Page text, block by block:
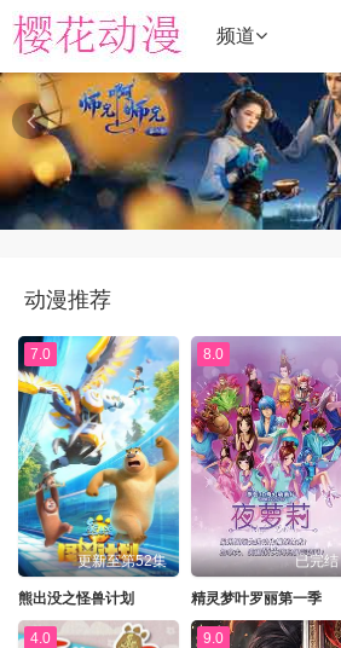
频道
动漫推荐
7.0
更新至第52集
熊出没之怪兽计划
8.0
已完结
精灵梦叶罗丽第一季
4.0 9.0